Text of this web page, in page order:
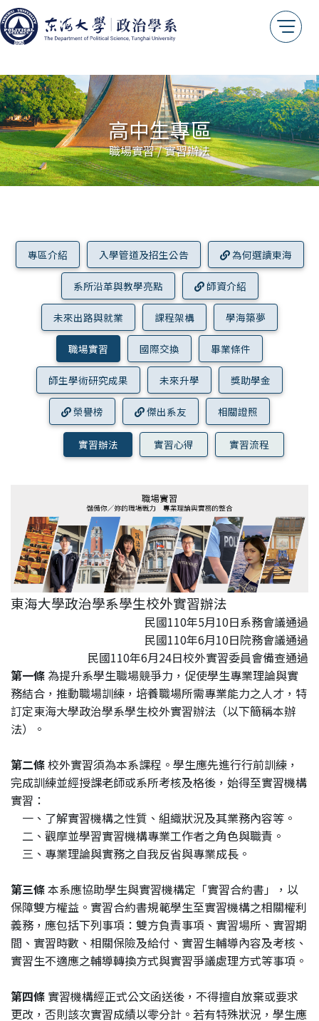
高中生專區
職場實習 / 實習辦法
專區介紹 入學管道及招生公告 為何選讀東海
系所沿革與教學亮點 師資介紹
未來出路與就業 課程架構 學海築夢
職場實習 國際交換 畢業條件
師生學術研究成果 未來升學 獎助學金
榮譽榜 傑出系友 相關證照
實習辦法 實習心得 實習流程
東海大學政治學系學生校外實習辦法
民國110年5月10日系務會議通過
民國110年6月10日院務會議通過
民國110年6月24日校外實習委員會備查通過
第一條 為提升系學生職場競爭力，促使學生專業理論與實
務結合，推動職場訓練，培養職場所需專業能力之人才，特
訂定東海大學政治學系學生校外實習辦法（以下簡稱本辦
法）。
第二條校外實習須為本系課程。學生應先進行行前訓練，
完成訓練並經授課老師或系所考核及格後，始得至實習機構
實習：
一、了解實習機構之性質、組織狀況及其業務內容等。
二、觀摩並學習實習機構專業工作者之角色與職責。
三、專業理論與實務之自我反省與專業成長。
第三條本系應協助學生與實習機構定「實習合約書」，以
保障雙方權益。實習合約書規範學生至實習機構之相關權利
義務，應包括下列事項：雙方負責事項、實習場所、實習期
間、實習時數、相關保險及給付、實習生輔導內容及考核、
實習生不適應之輔導轉換方式與實習爭議處理方式等事項。
第四條 實習機構經正式公文函送後，不得擅自放棄或要求
更改，否則該次實習成績以零分計。若有特殊狀況，學生應